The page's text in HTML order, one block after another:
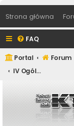
Strona główna
FAQ
Portal Forum
IV Ogólnopolski Zlot KTK - Skorzęcin 2006